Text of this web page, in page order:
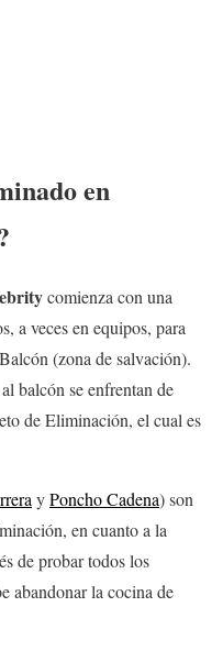
en
comienza con una
a veces en equipos, para
(zona de salvación).
balcón se enfrentan de
de Eliminación, el cual es
yPoncho Cadena) son
en cuanto a la
de probar todos los
abandonar la cocina de